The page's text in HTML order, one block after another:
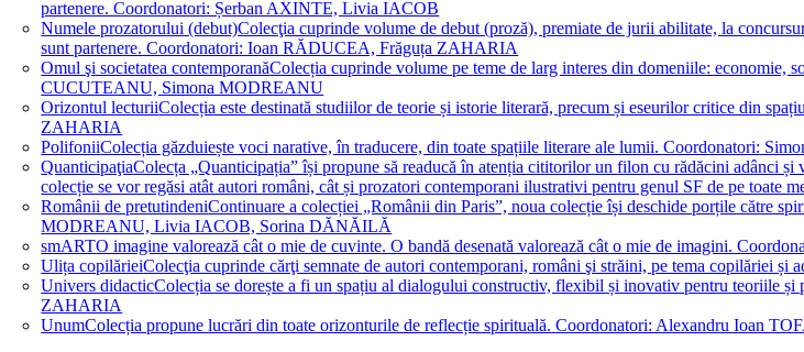
partenere. Coordonatori: Șerban AXINTE, Livia IACOB
Numele prozatorului (debut)Colecţia cuprinde volume de debut (proză), premiate de jurii abilitate, la
sunt partenere. Coordonatori: Ioan RĂDUCEA, Frăguța ZAHARIA
Omul şi societatea contemporanăColecția cuprinde volume pe teme de larg interes din domeniile:
CUCUTEANU, Simona MODREANU
Orizontul lecturiiColecția este destinată studiilor de teorie și istorie literară, precum și eseurilor critice din
ZAHARIA
PolifoniiColecția găzduiește voci narative, în traducere, din toate spațiile literare ale lumii. Coordonatori:
QuanticipaţiaColecța „Quanticipația” își propune să readucă în atenția cititorilor un filon cu rădăcini adânci
colecție se vor regăsi atât autori români, cât și prozatori contemporani ilustrativi pentru genul SF de pe
Românii de pretutindeniContinuare a colecției „Românii din Paris”, noua colecție își deschide porțile către
MODREANU, Livia IACOB, Sorina DĂNĂILĂ
smARTO imagine valorează cât o mie de cuvinte. O bandă desenată valorează cât o mie de imagini.
Ulița copilărieiColecţia cuprinde cărţi semnate de autori contemporani, români şi străini, pe tema copilăriei
Univers didacticColecția se dorește a fi un spațiu al dialogului constructiv, flexibil și inovativ pentru teoriile
ZAHARIA
UnumColecția propune lucrări din toate orizonturile de reflecție spirituală. Coordonatori: Alexandru Ioan